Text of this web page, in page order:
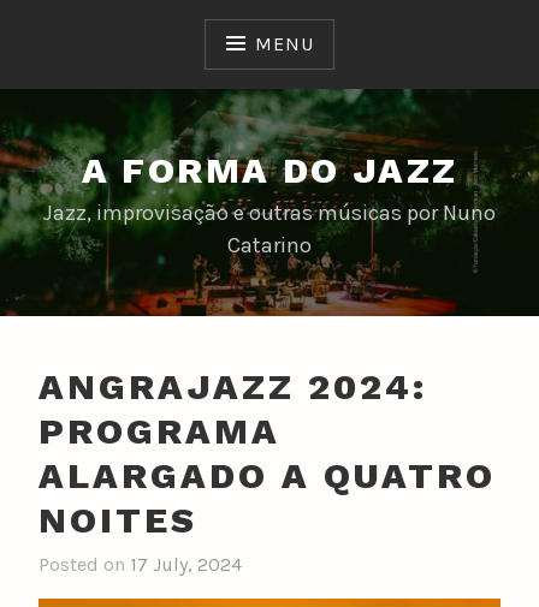
MENU
A FORMA DO JAZZ
Jazz, improvisação e outras músicas por Nuno
Catarino
ANGRAJAZZ 2024:
PROGRAMA
ALARGADO A QUATRO
NOITES
Posted on 17 July, 2024
y